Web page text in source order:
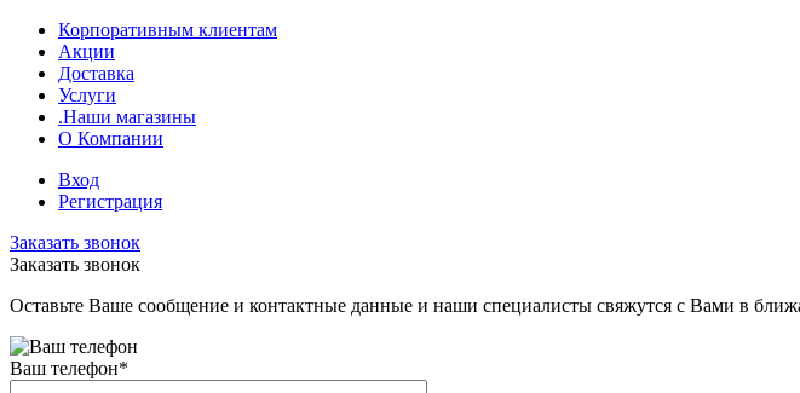
Корпоративным клиентам
Акции
Доставка
Услуги
.Наши магазины
О Компании
Вход
Регистрация
Заказать звонок
Заказать звонок
Оставьте Ваше сообщение и контактные данные и наши специалисты свяжутся с Вами в
Ваш телефон*